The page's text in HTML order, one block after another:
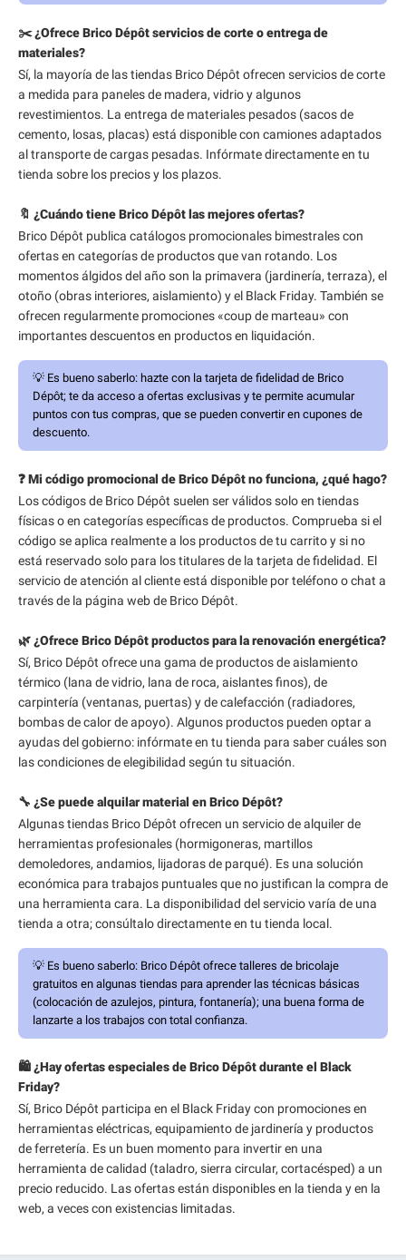
✂️ ¿Ofrece Brico Dépôt servicios de corte o entrega de
materiales?
Sí, la mayoría de las tiendas Brico Dépôt ofrecen servicios de corte
a medida para paneles de madera, vidrio y algunos
revestimientos. La entrega de materiales pesados (sacos de
cemento, losas, placas) está disponible con camiones adaptados
al transporte de cargas pesadas. Infórmate directamente en tu
tienda sobre los precios y los plazos.
🔖 ¿Cuándo tiene Brico Dépôt las mejores ofertas?
Brico Dépôt publica catálogos promocionales bimestrales con
ofertas en categorías de productos que van rotando. Los
momentos álgidos del año son la primavera (jardinería, terraza), el
otoño (obras interiores, aislamiento) y el Black Friday. También se
ofrecen regularmente promociones «coup de marteau» con
importantes descuentos en productos en liquidación.
💡 Es bueno saberlo: hazte con la tarjeta de fidelidad de Brico
Dépôt; te da acceso a ofertas exclusivas y te permite acumular
puntos con tus compras, que se pueden convertir en cupones de
descuento.
❓ Mi código promocional de Brico Dépôt no funciona, ¿qué hago?
Los códigos de Brico Dépôt suelen ser válidos solo en tiendas
físicas o en categorías específicas de productos. Comprueba si el
código se aplica realmente a los productos de tu carrito y si no
está reservado solo para los titulares de la tarjeta de fidelidad. El
servicio de atención al cliente está disponible por teléfono o chat a
través de la página web de Brico Dépôt.
🌿 ¿Ofrece Brico Dépôt productos para la renovación energética?
Sí, Brico Dépôt ofrece una gama de productos de aislamiento
térmico (lana de vidrio, lana de roca, aislantes finos), de
carpintería (ventanas, puertas) y de calefacción (radiadores,
bombas de calor de apoyo). Algunos productos pueden optar a
ayudas del gobierno: infórmate en tu tienda para saber cuáles son
las condiciones de elegibilidad según tu situación.
🔧 ¿Se puede alquilar material en Brico Dépôt?
Algunas tiendas Brico Dépôt ofrecen un servicio de alquiler de
herramientas profesionales (hormigoneras, martillos
demoledores, andamios, lijadoras de parqué). Es una solución
económica para trabajos puntuales que no justifican la compra de
una herramienta cara. La disponibilidad del servicio varía de una
tienda a otra; consúltalo directamente en tu tienda local.
💡 Es bueno saberlo: Brico Dépôt ofrece talleres de bricolaje
gratuitos en algunas tiendas para aprender las técnicas básicas
(colocación de azulejos, pintura, fontanería); una buena forma de
lanzarte a los trabajos con total confianza.
🛍️ ¿Hay ofertas especiales de Brico Dépôt durante el Black
Friday?
Sí, Brico Dépôt participa en el Black Friday con promociones en
herramientas eléctricas, equipamiento de jardinería y productos
de ferretería. Es un buen momento para invertir en una
herramienta de calidad (taladro, sierra circular, cortacésped) a un
precio reducido. Las ofertas están disponibles en la tienda y en la
web, a veces con existencias limitadas.